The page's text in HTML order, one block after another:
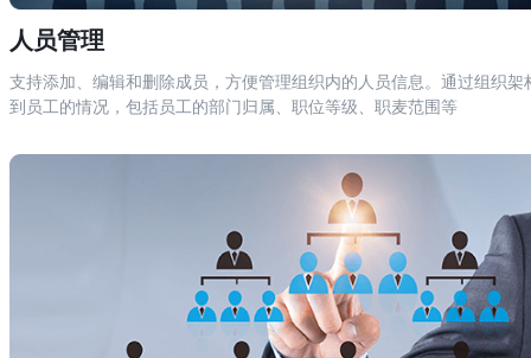
人员管理
支持添加、编辑和删除成员，方便管理组织内的人员信息。通过组织
到员工的情况，包括员工的部门归属、职位等级、职麦范围等